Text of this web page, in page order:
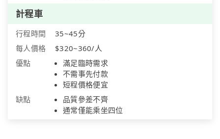
計程車
行程時間
35~45分
每人價格
$320~360/人
優點
滿足臨時需求
不需事先付款
短程價格便宜
缺點
品質參差不齊
通常僅能乘坐四位